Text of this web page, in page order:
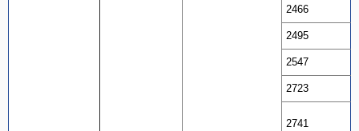
2466
2495
2547
2723
2741